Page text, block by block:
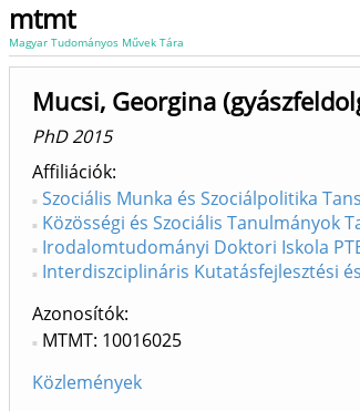
mtmt
Magyar Tudományos Művek Tára
Mucsi, Georgina
PhD 2015
Affiliációk
Szociális Munka és Szociálpolitika
Közösségi és Szociális Tanulmányok
Irodalomtudományi Doktori Iskola
Interdiszciplináris Kutatásfejlesztési
Azonosítók
MTMT: 10016025
Közlemények